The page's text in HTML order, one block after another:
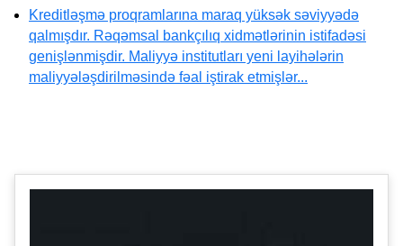
Kreditləşmə proqramlarına maraq yüksək səviyyədə
qalmışdır. Rəqəmsal bankçılıq xidmətlərinin istifadəsi
genişlənmişdir. Maliyyə institutları yeni layihələrin
maliyyələşdirilməsində fəal iştirak etmişlər...